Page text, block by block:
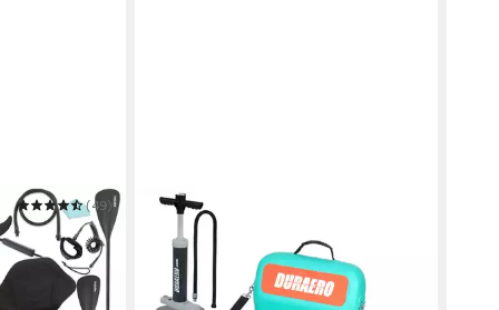
Paddle
Drop-Stitch
(49)
DURAERO
SUP-Board DURAERO Aufblasbarer
Kajaksitz mit Rückenlehne
68,98 € 158,98 €
-57%